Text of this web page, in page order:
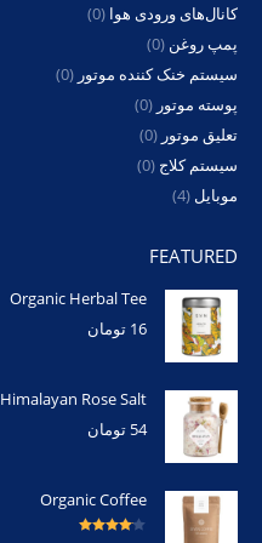
کانال‌های ورودی هوا (0)
پمپ روغن (0)
سیستم خنک کننده موتور (0)
پوسته موتور (0)
تعلیق موتور (0)
سیستم کلاج (0)
موبایل (4)
FEATURED
Organic Herbal Tee
16 تومان
Himalayan Rose Salt
54 تومان
Organic Coffee